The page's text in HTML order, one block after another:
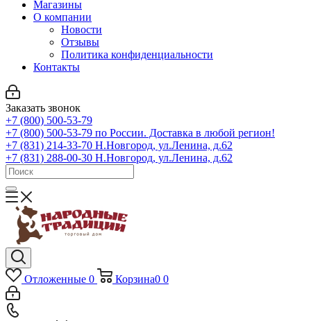
Магазины
О компании
Новости
Отзывы
Политика конфиденциальности
Контакты
Заказать звонок
+7 (800) 500-53-79
+7 (800) 500-53-79 по России. Доставка в любой регион!
+7 (831) 214-33-70 Н.Новгород, ул.Ленина, д.62
+7 (831) 288-00-30 Н.Новгород, ул.Ленина, д.62
Отложенные 0 Корзина0 0